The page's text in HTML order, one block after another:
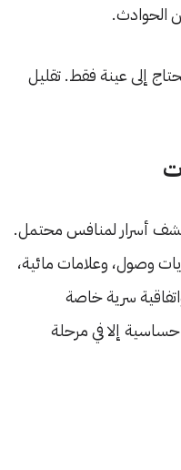
الحوادث.
إلى عينة فقط. تقليل
كشف أسرار لمنافس محتمل.
وصول، وعلامات مائية،
سرية خاصة
إلا في مرحلة